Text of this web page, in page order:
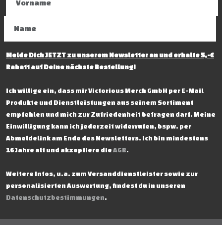
Melde Dich JETZT zu unserem Newsletter an und erhalte 5,-€
Rabatt auf Deine nächste Bestellung!
Ich willige ein, dass mir Victorious Merch GmbH per E-Mail
Produkte und Dienstleistungen aus seinem Sortiment
empfehlen und mich zur Zufriedenheit befragen darf. Meine
Einwilligung kann ich jederzeit widerrufen, bspw. per
Abmeldelink am Ende des Newsletters. Ich bin mindestens
16 Jahre alt und akzeptiere die AGB.
Weitere Infos, u.a. zum Versanddienstleister sowie zur
personalisierten Auswertung, findest du in unseren
Datenschutzbestimmungen.